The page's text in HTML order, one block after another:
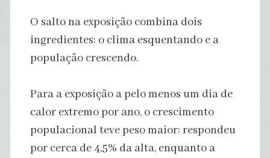
O salto na exposição combina dois
ingredientes: o clima esquentando e a
população crescendo.
Para a exposição a pelo menos um dia de
calor extremo por ano, o crescimento
populacional teve peso maior: respondeu
por cerca de 4,5% da alta, enquanto a